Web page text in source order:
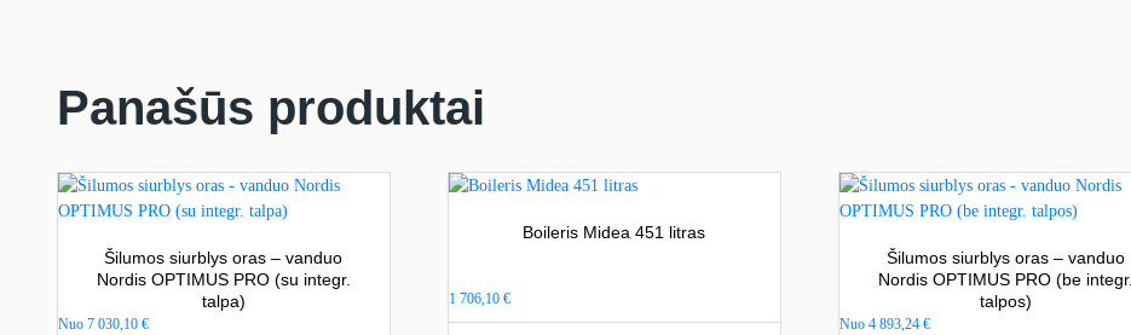
Panašūs produktai
Šilumos siurblys oras – vanduo
Nordis OPTIMUS PRO (su integr.
talpa)
Nuo 7 030,10 €
Boileris Midea 451 litras
1 706,10€
Šilumos siurblys oras – vanduo
Nordis OPTIMUS PRO (be integr.
talpos)
Nuo4 893,24€